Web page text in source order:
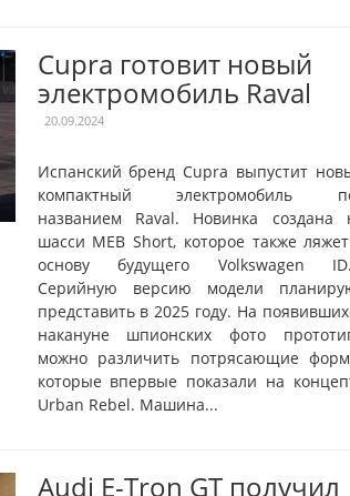
Cupra готовит новый
электромобиль Raval
20.09.2024
Испанский бренд Cupra выпустит
компактный электромобиль
названием Raval. Новинка создана
шасси MEB Short, которое также
основу будущего Volkswagen
Серийную версию модели
представить в 2025 году. На
накануне шпионских фото
можно различить потрясающие
которые впервые показали на
Urban Rebel. Машина...
Audi E-Tron GT получил